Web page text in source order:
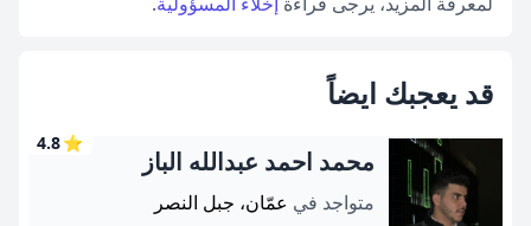
قد يعجبك ايضاً
⭐
4.8
محمد احمد عبدالله الباز
متواجد في عمّان، جبل النصر